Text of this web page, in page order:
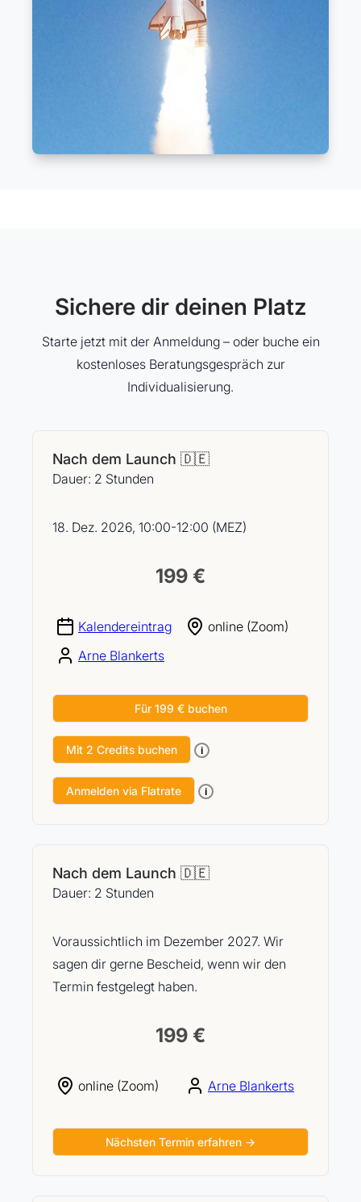
Sichere dir deinen Platz
Starte jetzt mit der Anmeldung – oder buche ein
kostenloses Beratungsgespräch zur
Individualisierung.
Nach dem Launch 🇩🇪
Dauer: 2 Stunden
18. Dez. 2026, 10:00-12:00 (MEZ)
199 €
Kalendereintrag
online (Zoom)
Arne Blankerts
Für 199 € buchen
Mit 2 Credits buchen i
Anmelden via Flatrate i
Nach dem Launch 🇩🇪
Dauer: 2 Stunden
Voraussichtlich im Dezember 2027. Wir
sagen dir gerne Bescheid, wenn wir den
Termin festgelegt haben.
199 €
online (Zoom) Arne Blankerts
Nächsten Termin erfahren →